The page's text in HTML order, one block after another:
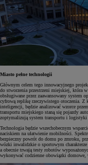
Miasto pełne technologii
Głównym celem tego innowacyjnego
do stworzenia przestrzeni miejskiej, która
obsługiwane przez zaawansowany system
cyfrową replikę rzeczywistego otoczenia.
inteligencji, będzie analizować wzorce
transportu miejskiego staną się pojazdy
zoptymalizują system transportu i logistyki
Technologia będzie wszechobecnym
naciskiem na ułatwienie mobilności.
bezpieczny powrót do domu po zmroku,
wózki inwalidzkie o sportowym
a obecnie trwają testy robotów
wykonywać codzienne obowiązki domowe,